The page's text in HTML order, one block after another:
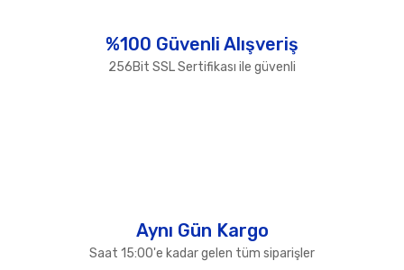
Ürün fiyatı diğer sitelerden daha pahalı.
%100 Güvenli Alışveriş
256Bit SSL Sertifikası ile güvenli
Aynı Gün Kargo
Saat 15:00'e kadar gelen tüm siparişler